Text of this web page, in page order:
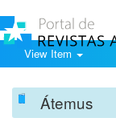
View Item
Átemus